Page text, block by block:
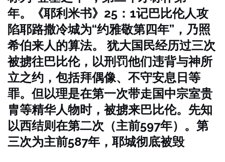
年。《耶利米书》25：1记巴比伦人攻
陷耶路撒冷城为“约雅敬第四年”，乃照
希伯来人的算法。
犹大国民经历过三次
被掳往巴比伦，以刑罚他们违背与神所
立之约，包括拜偶像、不守安息日等
罪。但以理是在第一次带走国中宗室贵
胄等精华人物时，被掳来巴比伦。先知
以西结则在第二次（主前597年）。第
三次为主前587年，耶城彻底被毁